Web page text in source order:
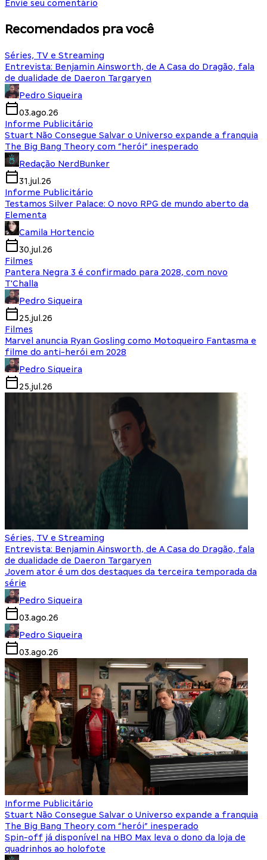
Envie seu comentário
Recomendados pra você
Séries, TV e Streaming
Entrevista: Benjamin Ainsworth, de A Casa do Dragão, fala
de dualidade de Daeron Targaryen
Pedro Siqueira
03.ago.26
Informe Publicitário
Stuart Não Consegue Salvar o Universo expande a franquia
The Big Bang Theory com “herói” inesperado
Redação NerdBunker
31.jul.26
Informe Publicitário
Testamos Silver Palace: O novo RPG de mundo aberto da
Elementa
Camila Hortencio
30.jul.26
Filmes
Pantera Negra 3 é confirmado para 2028, com novo
T'Challa
Pedro Siqueira
25.jul.26
Filmes
Marvel anuncia Ryan Gosling como Motoqueiro Fantasma e
filme do anti-herói em 2028
Pedro Siqueira
25.jul.26
Séries, TV e Streaming
Entrevista: Benjamin Ainsworth, de A Casa do Dragão, fala
de dualidade de Daeron Targaryen
Jovem ator é um dos destaques da terceira temporada da
série
Pedro Siqueira
03.ago.26
Pedro Siqueira
03.ago.26
Informe Publicitário
Stuart Não Consegue Salvar o Universo expande a franquia
The Big Bang Theory com “herói” inesperado
Spin-off já disponível na HBO Max leva o dono da loja de
quadrinhos ao holofote